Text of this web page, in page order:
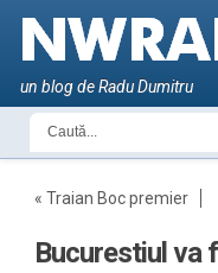
un blog de Radu Dumitru
«Traian Boc premier
Bucurestiul va